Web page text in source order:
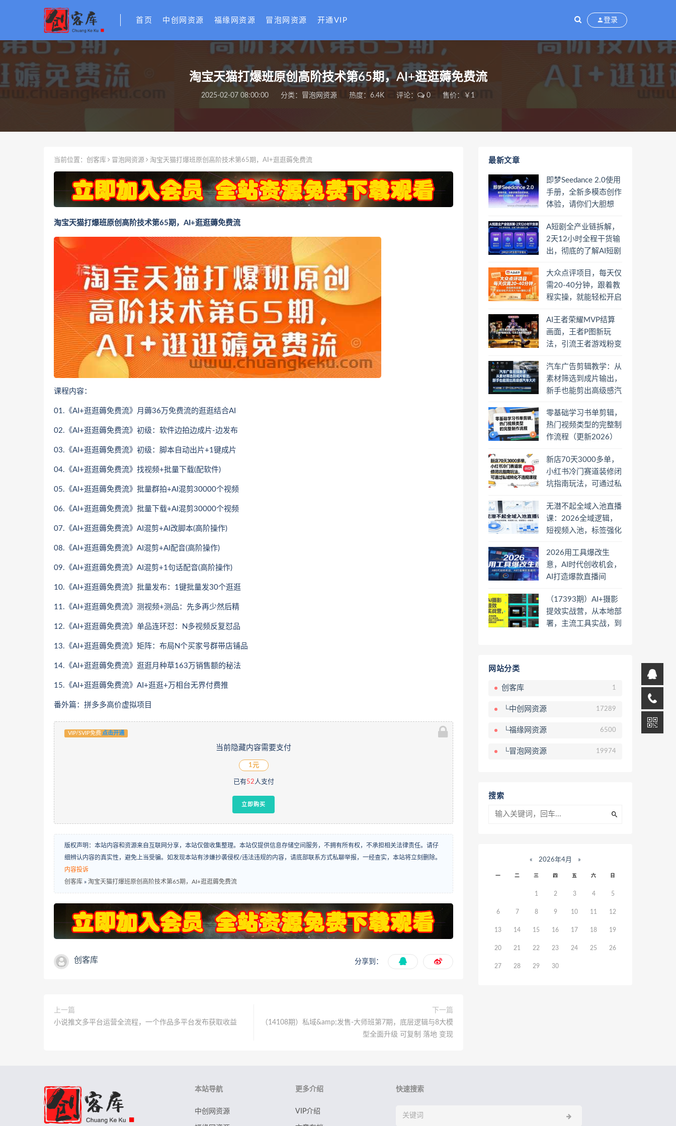
首页 中创网资源 福缘网资源 冒泡网资源 开通VIP 登录
淘宝天猫打爆班原创高阶技术第65期，AI+逛逛薅免费流
2025-02-07 08:00:00 分类： 冒泡网资源 热度：6.4K 评论： 0 售价：￥1
当前位置： 创客库 冒泡网资源 淘宝天猫打爆班原创高阶技术第65期，AI+逛逛薅免费流
淘宝天猫打爆班原创高阶技术第65期，AI+逛逛薅免费流
课程内容：
01.《AI+逛逛薅免费流》月薅36万免费流的逛逛结合AI
02.《AI+逛逛薅免费流》初级：软件边拍边成片-边发布
03.《AI+逛逛薅免费流》初级：脚本自动出片+1键成片
04.《AI+逛逛薅免费流》找视频+批量下载(配软件)
05.《AI+逛逛薅免费流》批量群拍+AI混剪30000个视频
06.《AI+逛逛薅免费流》批量下载+AI混剪30000个视频
07.《AI+逛逛薅免费流》AI混剪+AI改脚本(高阶操作)
08.《AI+逛逛薅免费流》AI混剪+AI配音(高阶操作)
09.《AI+逛逛薅免费流》AI混剪+1句话配音(高阶操作)
10.《AI+逛逛薅免费流》批量发布：1键批量发30个逛逛
11.《AI+逛逛薅免费流》测视频+测品：先多再少然后精
12.《AI+逛逛薅免费流》单品连环怼：N多视频反复怼品
13.《AI+逛逛薅免费流》矩阵：布局N个买家号群带店铺品
14.《AI+逛逛薅免费流》逛逛月种草163万销售额的秘法
15.《AI+逛逛薅免费流》AI+逛逛+万相台无界付费推
番外篇：拼多多高价虚拟项目
VIP/SVIP免费 点击开通
当前隐藏内容需要支付
1元
已有52人支付
立即购买
版权声明：本站内容和资源来自互联网分享，本站仅做收集整理。本站仅提供信息存储空间服务，不拥有所有权，不承担相关法律责任。请仔
细辨认内容的真实性，避免上当受骗。如发现本站有涉嫌抄袭侵权/违法违规的内容，请底部联系方式私聊举报，一经查实，本站将立刻删除。
内容投诉
创客库 » 淘宝天猫打爆班原创高阶技术第65期，AI+逛逛薅免费流
创客库 分享到：
上一篇
小说推文多平台运营全流程，一个作品多平台发布获取收益
下一篇
（14108期）私域&amp;发售-大师班第7期，底层逻辑与8大模
型全面升级 可复制 落地 变现
最新文章
即梦Seedance 2.0使用
手册，全新多模态创作
体验，请你们大胆想
A短剧全产业链拆解，
2天12小时全程干货输
出，彻底的了解AI短剧
大众点评项目，每天仅
需20-40分钟，跟着教
程实操，就能轻松开启
AI王者荣耀MVP结算
画面，王者P图新玩
法，引流王者游戏粉变
汽车广告剪辑教学：从
素材筛选到成片输出，
新手也能剪出高级感汽
零基础学习书单剪辑，
热门视频类型的完整制
作流程（更新2026）
新店70天3000多单，
小红书冷门赛道装修闭
坑指南玩法，可通过私
无潜不起全域入池直播
课：2026全域逻辑，
短视频入池，标签强化
2026用工具爆改生
意，AI时代创收机会，
AI打造爆款直播间
（17393期）AI+摄影
提效实战营，从本地部
署，主流工具实战，到
网站分类
创客库 1
└中创网资源 17289
└福缘网资源 6500
└冒泡网资源 19974
搜索
« 2026年4月 »
一 二 三 四 五 六 日
1 2 3 4 5
6 7 8 9 10 11 12
13 14 15 16 17 18 19
20 21 22 23 24 25 26
27 28 29 30
本站导航
中创网资源
更多介绍
VIP介绍
快速搜索